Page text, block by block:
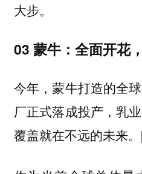
大步。
03 蒙牛：全面开花
今年，蒙牛打造的全
厂正式落成投产，乳
覆盖就在不远的未来